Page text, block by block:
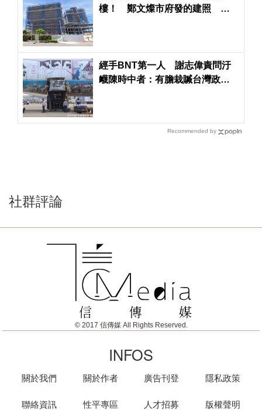
樓！ 鄭文燦市府發的建照 張
經手BNT第一人 謝志偉責問汙
衊陳時中者：有膽栽贓台灣政
Recommended by
社群評論
© 2017 信傳媒 All Rights Reserved.
INFOS
關於我們
聯絡資訊
關於作者
性平專區
廣告刊登
人才招募
隱私政策
版權聲明